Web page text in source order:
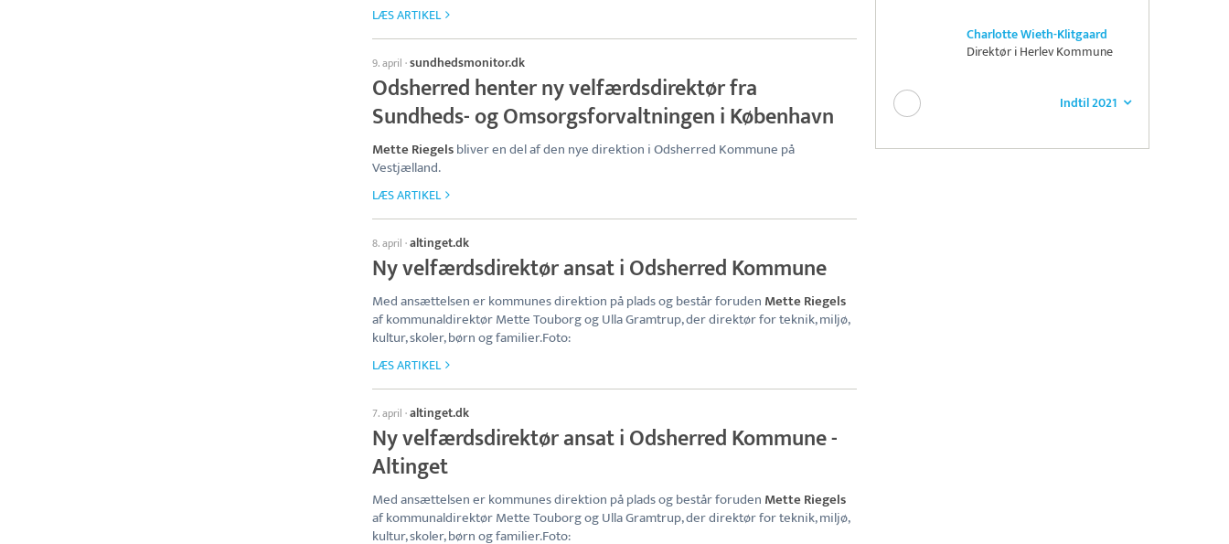
Charlotte Wieth-Klitgaard
Direktør i Herlev Kommune
Indtil 2021
LÆS ARTIKEL
9. april ·sundhedsmonitor.dk
Odsherred henter ny velfærdsdirektør fra
Sundheds- og Omsorgsforvaltningen i København
Mette Riegelsbliver en del af den nye direktion i Odsherred Kommune på
Vestjælland.
LÆS ARTIKEL
8. april ·altinget.dk
Ny velfærdsdirektør ansat i Odsherred Kommune
Med ansættelsen er kommunes direktion på plads og består foruden Mette Riegels
af kommunaldirektør Mette Touborg og Ulla Gramtrup, der direktør for teknik, miljø,
kultur, skoler, børn og familier.Foto:
LÆS ARTIKEL
7. april ·altinget.dk
Ny velfærdsdirektør ansat i Odsherred Kommune -
Altinget
Med ansættelsen er kommunes direktion på plads og består foruden Mette Riegels
af kommunaldirektør Mette Touborg og Ulla Gramtrup, der direktør for teknik, miljø,
kultur, skoler, børn og familier.Foto: